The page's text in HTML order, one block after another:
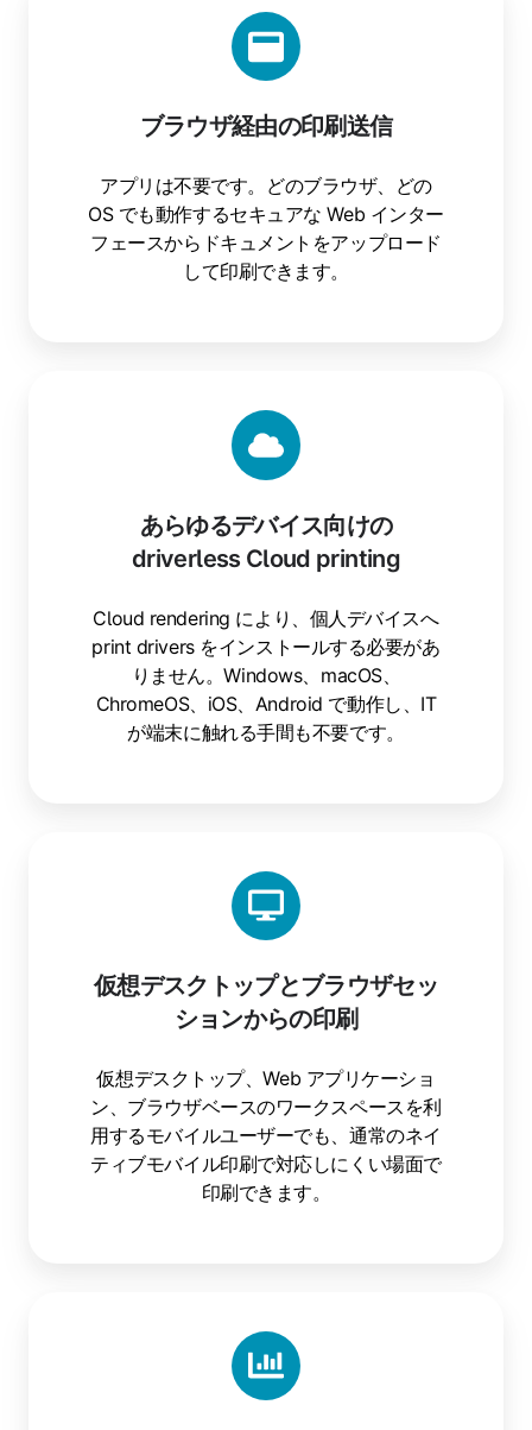
ブラウザ経由の印刷送信
アプリは不要です。どのブラウザ、どの
OS でも動作するセキュアな Web インター
フェースからドキュメントをアップロード
して印刷できます。
ラ
ウ
ザ
由
印
刷
送
信
あらゆるデバイス向けの
driverless Cloud printing
Cloud rendering により、個人デバイスへ
print drivers をインストールする必要があ
りません。Windows、macOS、
ChromeOS、iOS、Android で動作し、IT
が端末に触れる手間も不要です。
ら
ゆ
る
バ
イ
向
け
の
driverless
Cloud
仮想デスクトップとブラウザセッ
ションからの印刷
仮想デスクトップ、Web アプリケーショ
ン、ブラウザベースのワークスペースを利
用するモバイルユーザーでも、通常のネイ
ティブモバイル印刷で対応しにくい場面で
印刷できます。
想
ス
ト
ッ
と
ブ
ラ
ウ
ザ
ン
か
印
刷
ポ